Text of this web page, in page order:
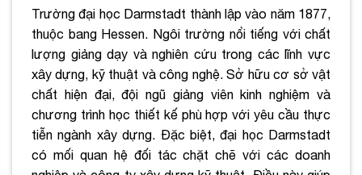
Trường đại học Darmstadt thành lập vào năm 1877,
thuộc bang Hessen. Ngôi trường nổi tiếng với chất
lượng giảng dạy và nghiên cứu trong các lĩnh vực
xây dựng, kỹ thuật và công nghệ. Sở hữu cơ sở vật
chất hiện đại, đội ngũ giảng viên kinh nghiệm và
chương trình học thiết kế phù hợp với yêu cầu thực
tiễn ngành xây dựng. Đặc biệt, đại học Darmstadt
có mối quan hệ đối tác chặt chẽ với các doanh